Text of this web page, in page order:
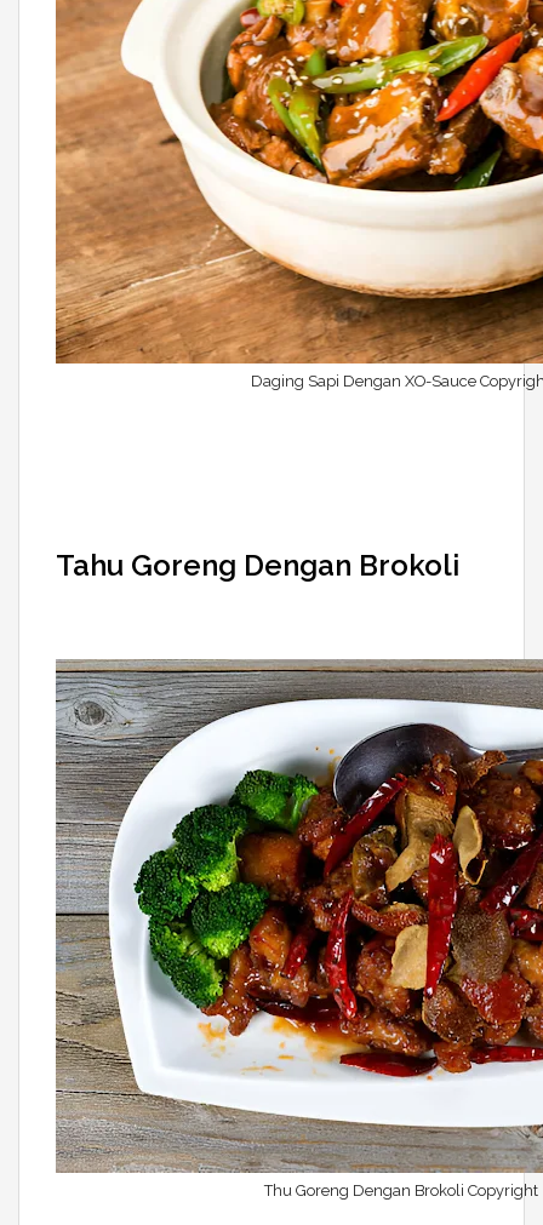
Daging Sapi Dengan XO-Sauce
Tahu Goreng Dengan Brokoli
Thu Goreng Dengan Brokoli Copyright